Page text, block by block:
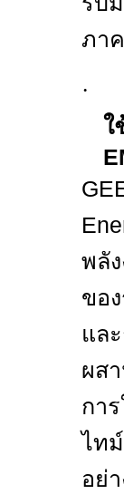
ภา
·
ใ
พลั
ขอ
แล
ผส
กา
ไท
อย่